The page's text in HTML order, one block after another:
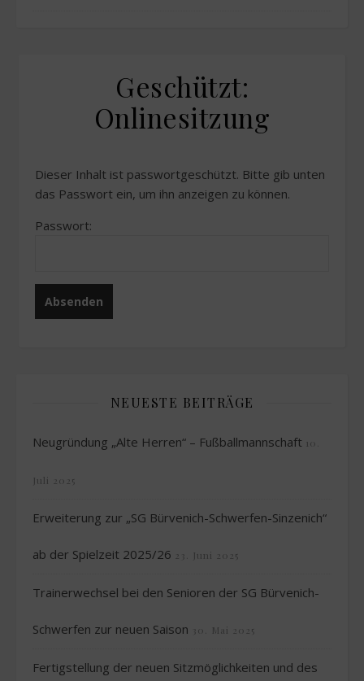
Geschützt:
Onlinesitzung
Dieser Inhalt ist passwortgeschützt. Bitte gib unten
das Passwort ein, um ihn anzeigen zu können.
Passwort:
NEUESTE BEITRÄGE
Neugründung „Alte Herren“ – Fußballmannschaft 10.
Juli 2025
Erweiterung zur „SG Bürvenich-Schwerfen-Sinzenich“
ab der Spielzeit 2025/26 23. Juni 2025
Trainerwechsel bei den Senioren der SG Bürvenich-
Schwerfen zur neuen Saison 30. Mai 2025
Fertigstellung der neuen Sitzmöglichkeiten und des